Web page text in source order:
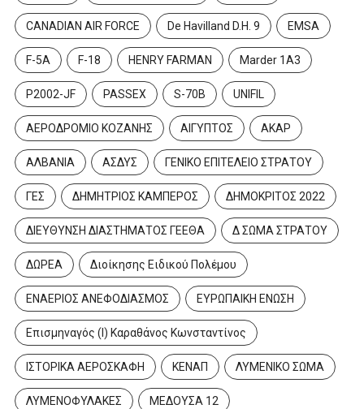
CANADIAN AIR FORCE De Havilland D.H. 9 EMSA
F-5A F-18 HENRY FARMAN Marder 1A3
P2002-JF PASSEX S-70B UNIFIL
ΑΕΡΟΔΡΟΜΙΟ ΚΟΖΑΝΗΣ ΑΙΓΥΠΤΟΣ ΑΚΑΡ
ΑΛΒΑΝΙΑ ΑΣΔΥΣ ΓΕΝΙΚΟ ΕΠΙΤΕΛΕΙΟ ΣΤΡΑΤΟΥ
ΓΕΣ ΔΗΜΗΤΡΙΟΣ ΚΑΜΠΕΡΟΣ ΔΗΜΟΚΡΙΤΟΣ 2022
ΔΙΕΥΘΥΝΣΗ ΔΙΑΣΤΗΜΑΤΟΣ ΓΕΕΘΑ Δ ΣΩΜΑ ΣΤΡΑΤΟΥ
ΔΩΡΕΑ Διοίκησης Ειδικού Πολέμου
ΕΝΑΕΡΙΟΣ ΑΝΕΦΟΔΙΑΣΜΟΣ ΕΥΡΩΠΑΙΚΗ ΕΝΩΣΗ
Επισμηναγός (Ι) Καραθάνος Κωνσταντίνος
ΙΣΤΟΡΙΚΑ ΑΕΡΟΣΚΑΦΗ ΚΕΝΑΠ ΛΥΜΕΝΙΚΟ ΣΩΜΑ
ΛΥΜΕΝΟΦΥΛΑΚΕΣ ΜΕΔΟΥΣΑ 12